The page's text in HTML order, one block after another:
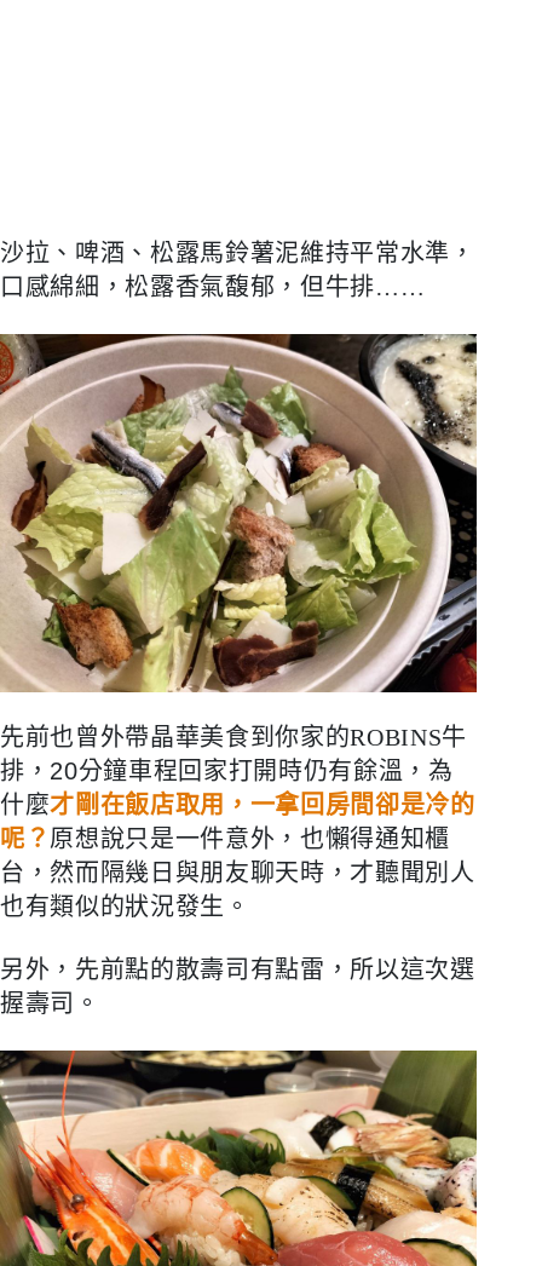
沙拉、啤酒、松露馬鈴薯泥維持平常水準，
口感綿細，松露香氣馥郁，但牛排……
先前也曾外帶晶華美食到你家的ROBINS牛
排 ，20分鐘車程回家打開時仍有餘溫，為
什麼才剛在飯店取用，一拿回房間卻是冷的
呢？ 原想說只是一件意外，也懶得通知櫃
台，然而隔幾日與朋友聊天時，才聽聞別人
也有類似的狀況發生。
另外，先前點的散壽司有點雷，所以這次選
握壽司。